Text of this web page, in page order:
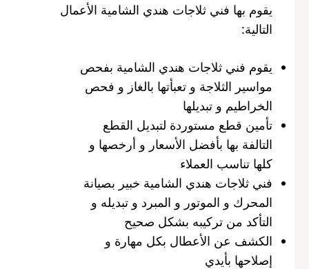
يقوم بها فني ثلاجات هندي الشامية الأعمال
التالية:
يقوم فني ثلاجات هندي الشامية بفحص
مواسير الثلاجة و تعبأتها بالغاز و فحص
الخراطيم و تبديلها
تأمين قطع مستوردة لتبديل القطع
التالفة بها بأفضل الأسعار و أرخصها و
كلها تناسب العملاء
فني ثلاجات هندي الشامية خبير بصيانة
المحرك و الموتور و المبرد و تبديله و
التأكد من تركيبه بشكل صحيح
الكشف عن الأعطال بكل مهارة و
إصلاحها بأيدي